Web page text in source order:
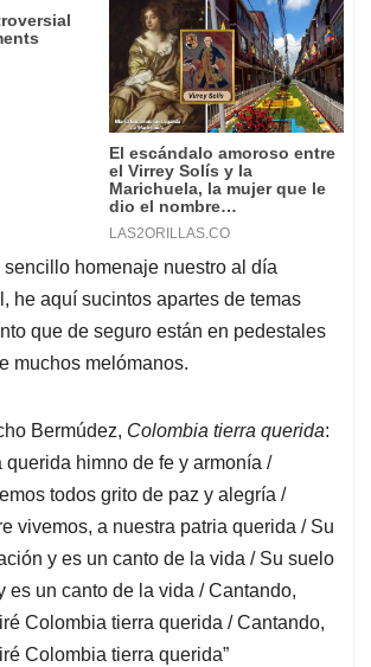
sencillo homenaje nuestro al día
he aquí sucintos apartes de temas
que de seguro están en pedestales
muchos melómanos.
Bermúdez, Colombia tierra querida:
querida himno de fe y armonía /
todos grito de paz y alegría /
vivemos, a nuestra patria querida / Su
y es un canto de la vida / Su suelo
es un canto de la vida / Cantando,
Colombia tierra querida / Cantando,
Colombia tierra querida”